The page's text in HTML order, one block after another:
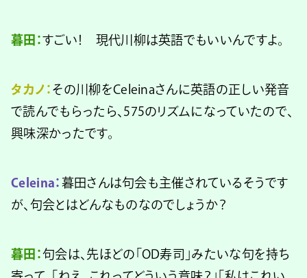
暮田：すごい！ 現代川柳は英語でもいいんですよ。
タカノ： その川柳をCeleinaさんに英語の正しい発音
で読んでもらったら、575のリズムになっていたので、
興味深かったです。
Celeina： 暮田さんは句会も主催されているそうです
が、句会とはどんなものなのでしょうか？
暮田：句会は、先ほどの「OD寿司」みたいな句を持ち